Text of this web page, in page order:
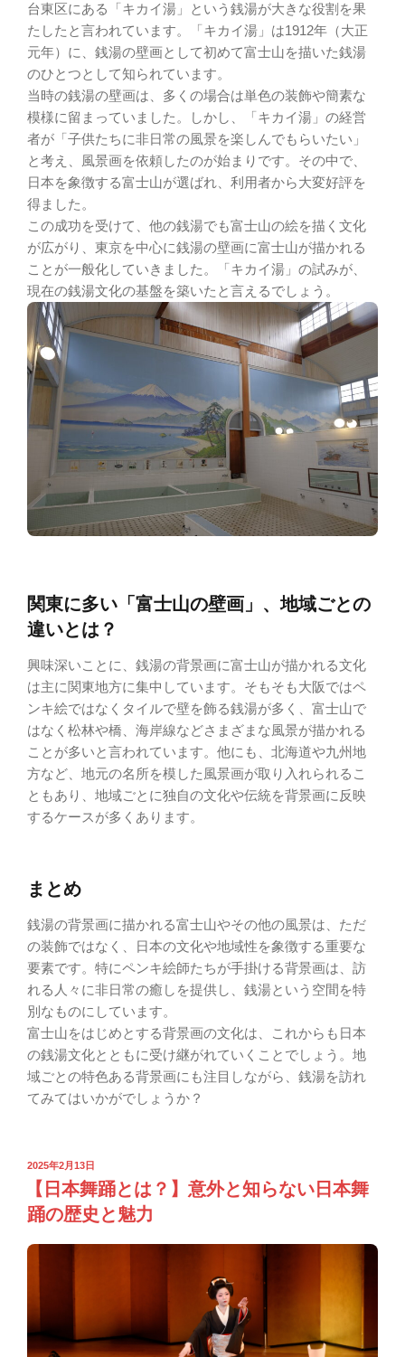
台東区にある「キカイ湯」という銭湯が大きな役割を果
たしたと言われています。「キカイ湯」は1912年（大正
元年）に、銭湯の壁画として初めて富士山を描いた銭湯
のひとつとして知られています。
当時の銭湯の壁画は、多くの場合は単色の装飾や簡素な
模様に留まっていました。しかし、「キカイ湯」の経営
者が「子供たちに非日常の風景を楽しんでもらいたい」
と考え、風景画を依頼したのが始まりです。その中で、
日本を象徴する富士山が選ばれ、利用者から大変好評を
得ました。
この成功を受けて、他の銭湯でも富士山の絵を描く文化
が広がり、東京を中心に銭湯の壁画に富士山が描かれる
ことが一般化していきました。「キカイ湯」の試みが、
現在の銭湯文化の基盤を築いたと言えるでしょう。
関東に多い「富士山の壁画」、地域ごとの
違いとは？
興味深いことに、銭湯の背景画に富士山が描かれる文化
は主に関東地方に集中しています。そもそも大阪ではペ
ンキ絵ではなくタイルで壁を飾る銭湯が多く、富士山で
はなく松林や橋、海岸線などさまざまな風景が描かれる
ことが多いと言われています。他にも、北海道や九州地
方など、地元の名所を模した風景画が取り入れられるこ
ともあり、地域ごとに独自の文化や伝統を背景画に反映
するケースが多くあります。
まとめ
銭湯の背景画に描かれる富士山やその他の風景は、ただ
の装飾ではなく、日本の文化や地域性を象徴する重要な
要素です。特にペンキ絵師たちが手掛ける背景画は、訪
れる人々に非日常の癒しを提供し、銭湯という空間を特
別なものにしています。
富士山をはじめとする背景画の文化は、これからも日本
の銭湯文化とともに受け継がれていくことでしょう。地
域ごとの特色ある背景画にも注目しながら、銭湯を訪れ
てみてはいかがでしょうか？
2025年2月13日
【日本舞踊とは？】意外と知らない日本舞
踊の歴史と魅力